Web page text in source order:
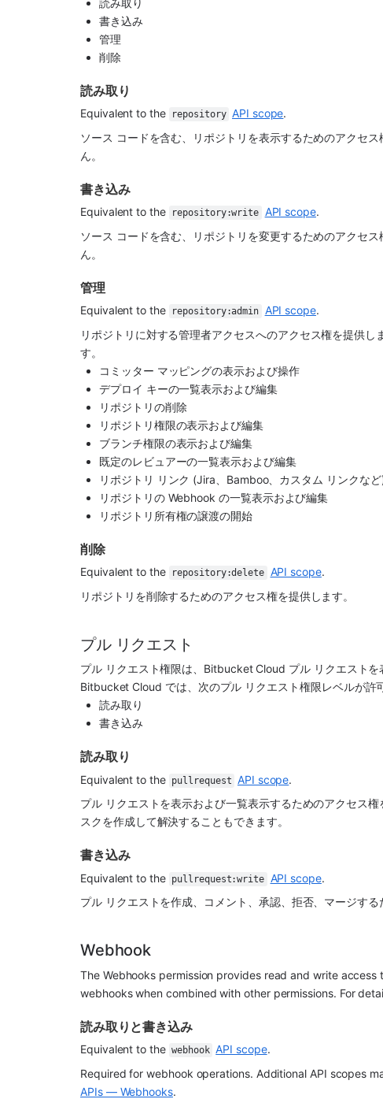
読み取り
書き込み
管理
削除
読み取り
Equivalent to the repository API scope.
ソース コードを含む、リポジトリを表示するためのアクセ
ん。
書き込み
Equivalent to the repository:write API scope.
ソース コードを含む、リポジトリを変更するためのアクセ
ん。
管理
Equivalent to the repository:admin API scope.
リポジトリに対する管理者アクセスへのアクセス権を提供
す。
コミッター マッピングの表示および操作
デプロイ キーの一覧表示および編集
リポジトリの削除
リポジトリ権限の表示および編集
ブランチ権限の表示および編集
既定のレビュアーの一覧表示および編集
リポジトリ リンク (Jira、Bamboo、カスタム リンクな
リポジトリの Webhook の一覧表示および編集
リポジトリ所有権の譲渡の開始
削除
Equivalent to the repository:delete API scope.
リポジトリを削除するためのアクセス権を提供します。
プル リクエスト
プル リクエスト権限は、Bitbucket Cloud プル リクエストを
Bitbucket Cloud では、次のプル リクエスト権限レベルが許
読み取り
書き込み
読み取り
Equivalent to the pullrequest API scope.
プル リクエストを表示および一覧表示するためのアクセス
スクを作成して解決することもできます。
書き込み
Equivalent to the pullrequest:write API scope.
プル リクエストを作成、コメント、承認、拒否、マージする
Webhook
The Webhooks permission provides read and write
webhooks when combined with other permissions. For
読み取りと書き込み
Equivalent to the webhook API scope.
Required for webhook operations. Additional API scopes
APIs — Webhooks.